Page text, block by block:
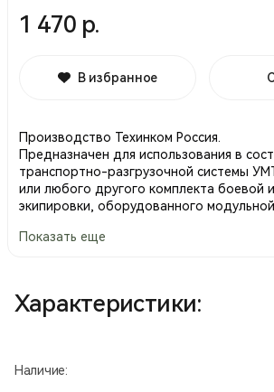
1 470 р.
В избранное
Производство Техинком Россия.
Предназначен для использования в
транспортно-разгрузочной системы
или любого другого комплекта боевой
экипировки, оборудованного
крепления съемных подсумков,
УМТБС (MOLLE, PALS).
• Для исключения попадания грязи,
имеет объемный клапан.
условиях, клапан оснащен захватом из
Показать еще
Характеристики:
Наличие: